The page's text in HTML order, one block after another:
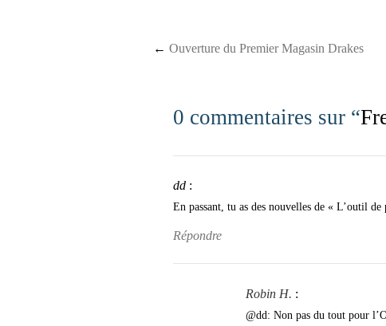
Post navigation
← Ouverture du Premier Magasin Drakes
0 commentaires sur “
dd :
En passant, tu as des nouvelles de « L’outil
Répondre
Robin H. :
@dd: Non pas du tout pour